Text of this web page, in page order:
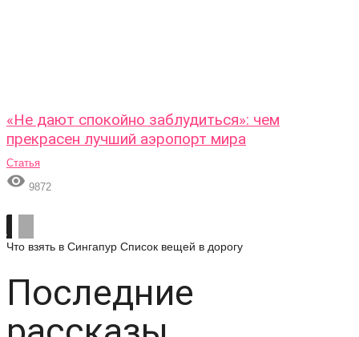
«Не дают спокойно заблудиться»: чем
прекрасен лучший аэропорт мира
Статья
 9872
Что взять в Сингапур Список вещей в дорогу
Последние